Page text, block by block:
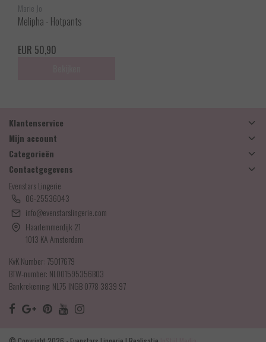
Marie Jo
Melipha - Hotpants
EUR 50,90
Klantenservice
Mijn account
Categorieën
Contactgegevens
Evenstars Lingerie
06-25536043
info@evenstarslingerie.com
Haarlemmerdijk 21
1013 KA Amsterdam
KvK Number: 75017679
BTW-number: NL001595356B03
Bankrekening: NL75 INGB 0778 3839 97